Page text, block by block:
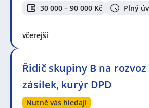
30 000 – 90 000 Kč Plný
včerejší
Řidič skupiny B na rozvoz
zásilek, kurýr DPD
Nutně vás hledají